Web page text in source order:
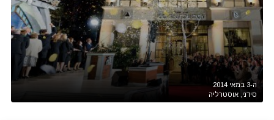
ה-3 במאי 2014
סידני, אוסטרליה